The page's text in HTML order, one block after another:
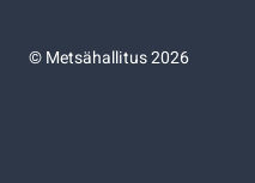
©Metsähallitus 2026